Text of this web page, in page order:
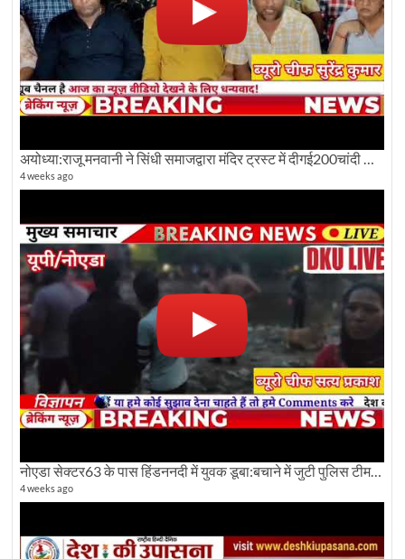
अयोध्या:राजू मनवानी ने सिंधी समाजद्वारा मंदिर ट्रस्ट में दीगई200चांदी की ईंटों पर सवाल का किया विरोध
4 weeks ago
नोएडा सेक्टर63 के पास हिंडननदी में युवक डूबा:बचाने में जुटी पुलिस टीम: देखिए पूरी ग्राउंड रिपोर्टिंग
4 weeks ago